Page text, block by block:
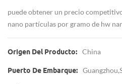
puede obtener un precio
nano partículas por gramo de hw
Origen Del Producto: China
Puerto De Embarque: